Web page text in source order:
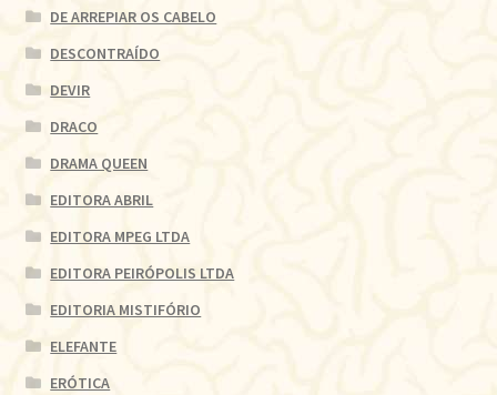
DE ARREPIAR OS CABELO
DESCONTRAÍDO
DEVIR
DRACO
DRAMA QUEEN
EDITORA ABRIL
EDITORA MPEG LTDA
EDITORA PEIRÓPOLIS LTDA
EDITORIA MISTIFÓRIO
ELEFANTE
ERÓTICA